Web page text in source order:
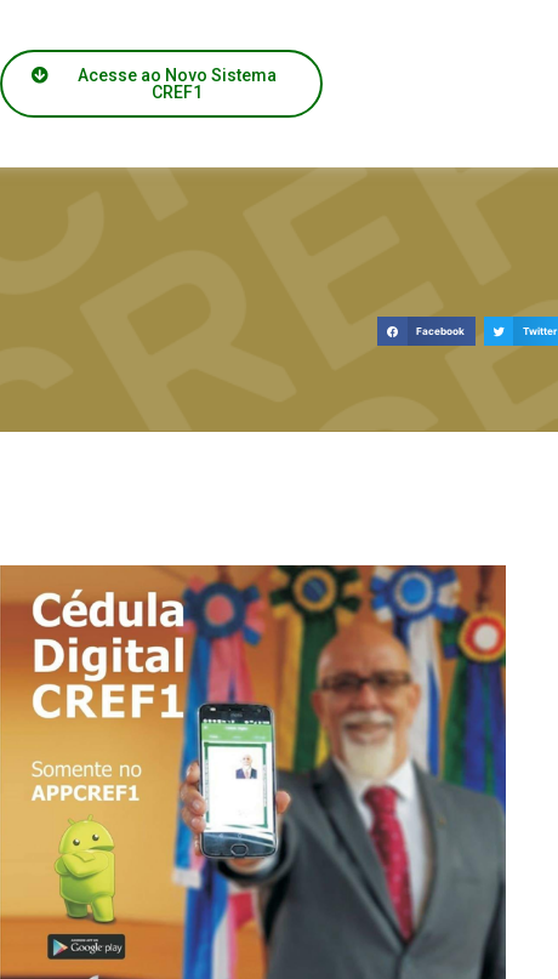
Acesse ao Novo Sistema
CREF1
Facebook Twitter